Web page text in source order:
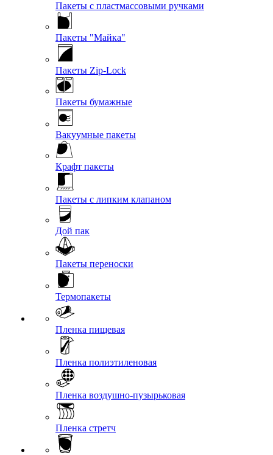
Пакеты с пластмассовыми ручками
Пакеты "Майка"
Пакеты Zip-Lock
Пакеты бумажные
Вакуумные пакеты
Крафт пакеты
Пакеты с липким клапаном
Дой пак
Пакеты переноски
Термопакеты
Пленка пищевая
Пленка полиэтиленовая
Пленка воздушно-пузырьковая
Пленка стретч